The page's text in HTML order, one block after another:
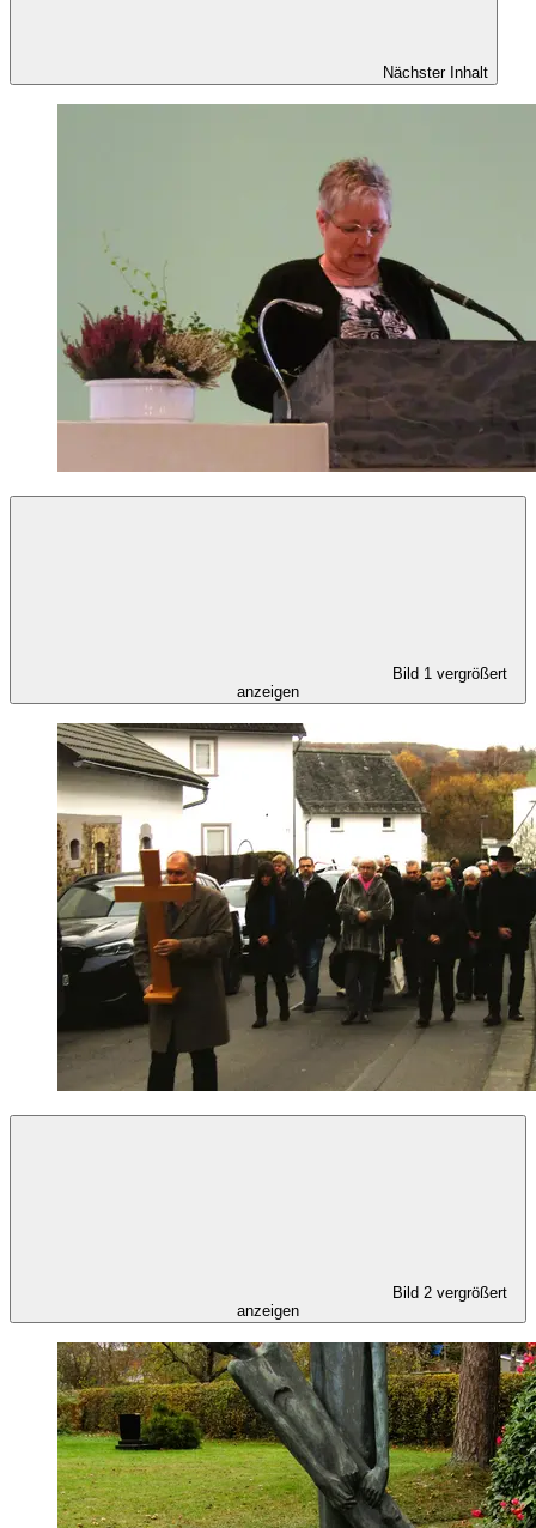
Nächster Inhalt
Bild 1 vergrößert
anzeigen
Bild 2 vergrößert
anzeigen